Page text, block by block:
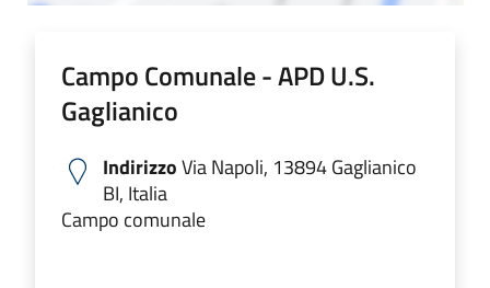
Campo Comunale - APD U.S.
Gaglianico
IndirizzoVia Napoli, 13894 Gaglianico
BI, Italia
Campo comunale